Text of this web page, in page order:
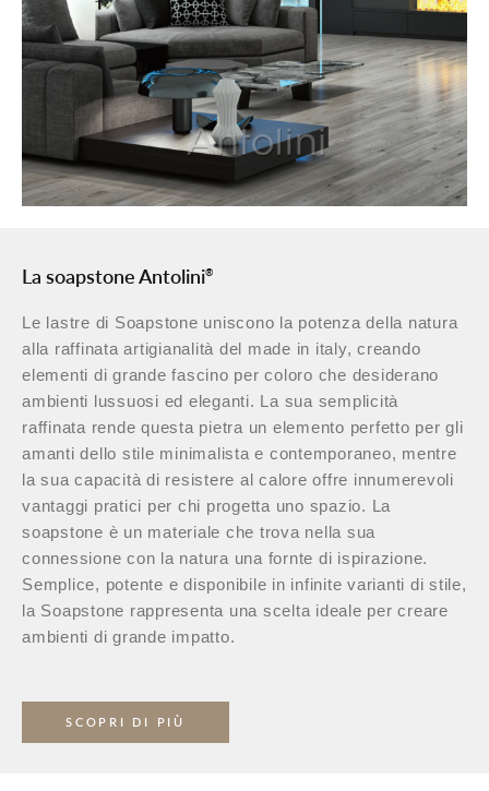
La soapstone Antolini®
Le lastre di Soapstone uniscono la potenza della natura
alla raffinata artigianalità del made in italy, creando
elementi di grande fascino per coloro che desiderano
ambienti lussuosi ed eleganti. La sua semplicità
raffinata rende questa pietra un elemento perfetto per gli
amanti dello stile minimalista e contemporaneo, mentre
la sua capacità di resistere al calore offre innumerevoli
vantaggi pratici per chi progetta uno spazio. La
soapstone è un materiale che trova nella sua
connessione con la natura una fornte di ispirazione.
Semplice, potente e disponibile in infinite varianti di stile,
la Soapstone rappresenta una scelta ideale per creare
ambienti di grande impatto.
SCOPRI DI PIÙ